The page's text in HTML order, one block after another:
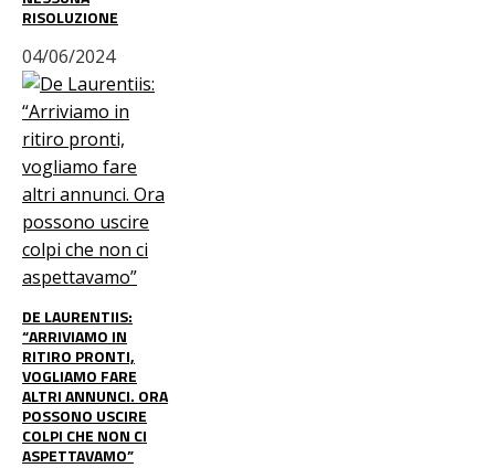
RISOLUZIONE
04/06/2024
DE LAURENTIIS:
“ARRIVIAMO IN
RITIRO PRONTI,
VOGLIAMO FARE
ALTRI ANNUNCI. ORA
POSSONO USCIRE
COLPI CHE NON CI
ASPETTAVAMO”